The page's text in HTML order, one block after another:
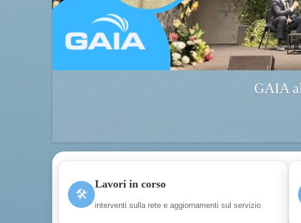
🛠
Lavori in corso
interventi sulla rete e aggiornamenti sul servizio